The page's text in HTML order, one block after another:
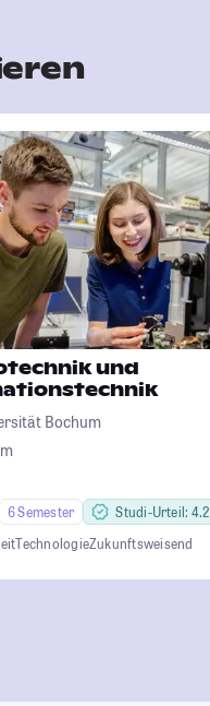
und
Bochum
6 Semester
Studi-Urteil: 4.2
TechnologieZukunftsweisend